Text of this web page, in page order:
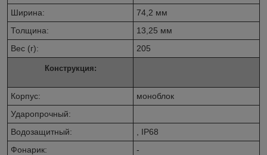
Ширина:
74,2 мм
Толщина:
13,25 мм
Вес (г):
205
Конструкция:
Корпус:
моноблок
Ударопрочный:
Водозащитный:
IP68
Фонарик:
-